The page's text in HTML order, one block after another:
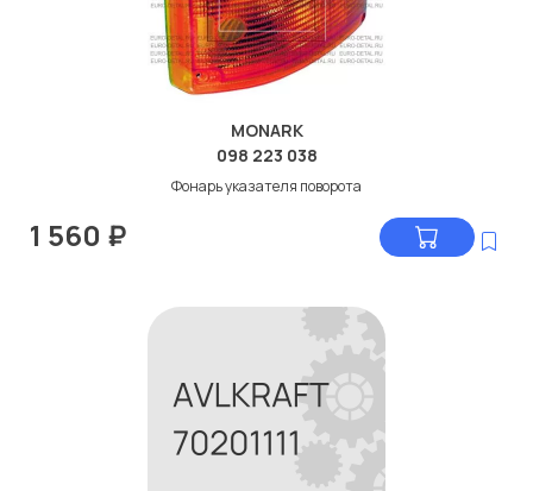
MONARK
098 223 038
Фонарь указателя поворота
1 560 ₽